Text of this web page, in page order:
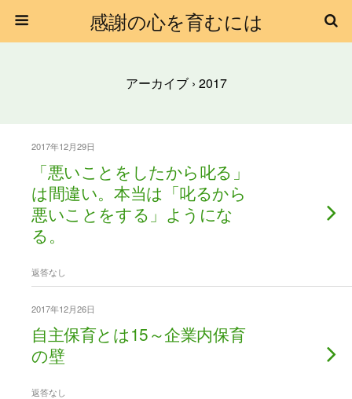
感謝の心を育むには
アーカイブ › 2017
2017年12月29日
「悪いことをしたから叱る」
は間違い。本当は「叱るから
悪いことをする」ようにな
る。
返答なし
2017年12月26日
自主保育とは15～企業内保育
の壁
返答なし